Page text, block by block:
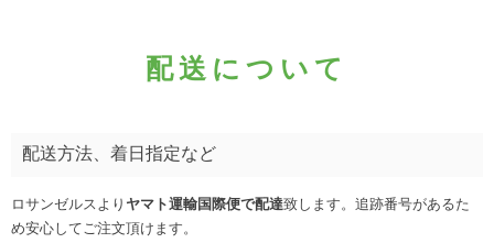
配送について
配送方法、着日指定など
ロサンゼルスよりヤマト運輸国際便で配達致します。追跡番号があるた
め安心してご注文頂けます。